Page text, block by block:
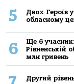
5
Двох Героїв
обласному
6
Ще 6
Рівненській
млн гривень
Другий